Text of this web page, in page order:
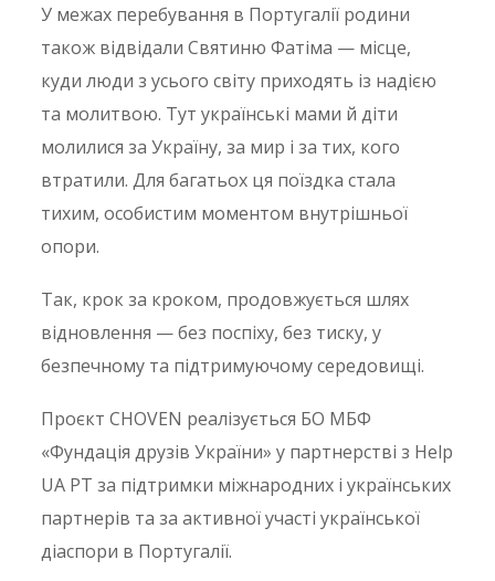
У межах перебування в Португалії родини
також відвідали Святиню Фатіма — місце,
куди люди з усього світу приходять із надією
та молитвою. Тут українські мами й діти
молилися за Україну, за мир і за тих, кого
втратили. Для багатьох ця поїздка стала
тихим, особистим моментом внутрішньої
опори.
Так, крок за кроком, продовжується шлях
відновлення — без поспіху, без тиску, у
безпечному та підтримуючому середовищі.
Проєкт CHOVEN реалізується БО МБФ
«Фундація друзів України» у партнерстві з Help
UA PT за підтримки міжнародних і українських
партнерів та за активної участі української
діаспори в Португалії.